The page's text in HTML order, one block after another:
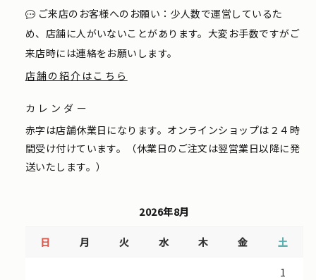
ご来店のお客様へのお願い：少人数で運営しているた
め、店舗に人がいないことがあります。大変お手数ですがご
来店時には連絡をお願いします。
店舗の紹介はこちら
カレンダー
赤字は店舗休業日になります。オンラインショップは２４時
間受け付けています。（休業日のご注文は翌営業日以降に発
送いたします。）
2026年8月
日 月 火 水 木 金 土
1